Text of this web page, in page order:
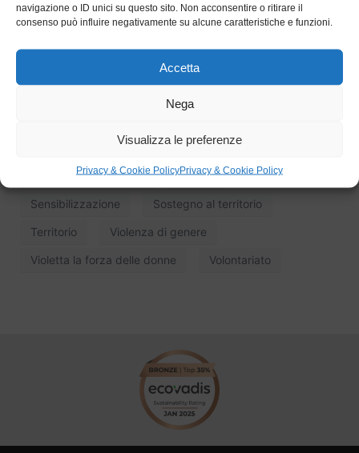
navigazione o ID unici su questo sito. Non acconsentire o ritirare il
consenso può influire negativamente su alcune caratteristiche e funzioni.
Accetta
Nega
Visualizza le preferenze
Privacy & Cookie PolicyPrivacy & Cookie Policy
canavese
Prevenzione Progetti sociali
Responsabilità sociale Scuole
Sensibilizzazione Sostegno al territorio
Territorio Violenza di genere
Violetta la forza delle donne Volontariato